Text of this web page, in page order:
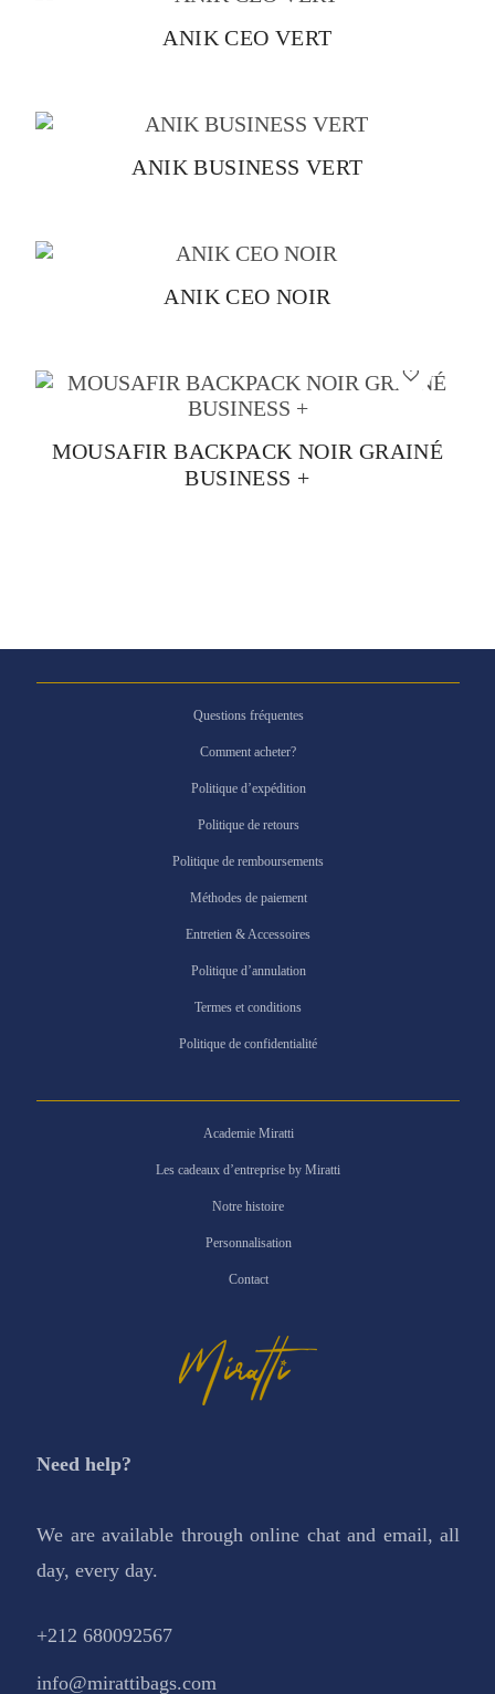
ANIK CEO VERT
ANIK BUSINESS VERT
ANIK CEO NOIR
MOUSAFIR BACKPACK NOIR GRAINÉ
BUSINESS +
Questions fréquentes
Comment acheter?
Politique d’expédition
Politique de retours
Politique de remboursements
Méthodes de paiement
Entretien & Accessoires
Politique d’annulation
Termes et conditions
Politique de confidentialité
Academie Miratti
Les cadeaux d’entreprise by Miratti
Notre histoire
Personnalisation
Contact
Need help?
We are available through online chat and email, all
day, every day.
+212 680092567
info@mirattibags.com